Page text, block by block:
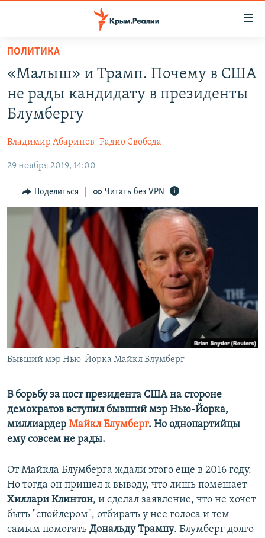
Вернуться
основному
содержанию
Вернутся
главной
навигации
Вернутся
поиску
ГРУЗ 200
11 ЛЕТ ОККУПАЦИИ КРЫМА. 11 ИСТОРИЙ СОПРОТИВЛЕНИЯ
ВОДА
ЕЩЕ
ИНТЕРАКТИВ
ИНФОГРАФИКА
ТЕЛЕПРОЕКТ КРЫМ.РЕАЛИИ
СОВЕТЫ ПРАВОЗАЩИТНИКОВ
ПРОПАВШИЕ БЕЗ ВЕСТИ
ПОБЕДИТЕЛЕЙ НЕ СУДЯТ?
КРЫМ.НЕПОКОРЕННЫЙ
ELIFBE
УКРАИНСКАЯ ПРОБЛЕМА КРЫМА
РАДІО СВОБОДА
КАК ОБОЙТИ БЛОКИРОВКУ
Українською
Qırımtatar
ПРИСОЕДИНЯЙТЕСЬ!
Все сайты RFE/RL
ПОЛИТИКА
«Малыш» и Трамп. Почему в США
не рады кандидату в президенты
Блумбергу
Владимир Абаринов Радио Свобода
29 ноября 2019, 14:00
Поделиться Читать без VPN
Бывший мэр Нью-Йорка Майкл Блумберг
В борьбу за пост президента США на стороне
демократов вступил бывший мэр Нью-Йорка,
миллиардер Майкл Блумберг. Но однопартийцы
ему совсем не рады.
От Майкла Блумберга ждали этого еще в 2016 году.
Но тогда он пришел к выводу, что лишь помешает
Хиллари Клинтон, и сделал заявление, что не хочет
быть "спойлером", отбирать у нее голоса и тем
самым помогать Дональду Трампу. Блумберг долго